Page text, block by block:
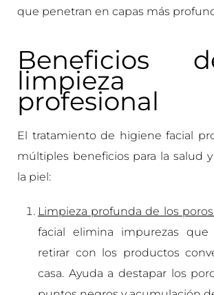
que penetran en capas más
Beneficios
limpieza
profesional
El tratamiento de higiene facial
múltiples beneficios para la salud
la piel:
Limpieza profunda de los
facial elimina impurezas
retirar con los productos
casa. Ayuda a destapar los